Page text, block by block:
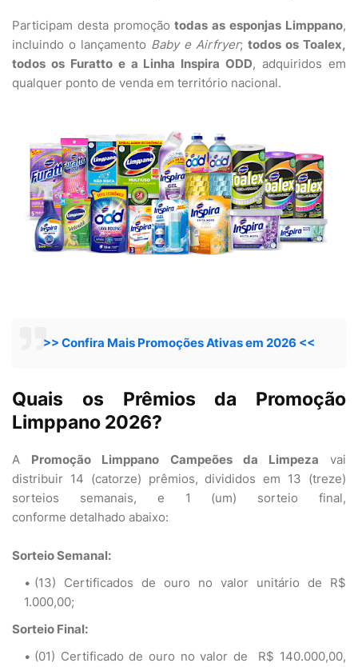
Participam desta promoção todas as esponjas Limppano,
incluindo o lançamento Baby e Airfryer; todos os Toalex,
todos os Furatto e a Linha Inspira ODD, adquiridos em
qualquer ponto de venda em território nacional.
>> Confira Mais Promoções Ativas em 2026 <<
Quais os Prêmios da Promoção
Limppano 2026?
A Promoção Limppano Campeões da Limpeza vai
distribuir 14 (catorze) prêmios, divididos em 13 (treze)
sorteios semanais, e 1 (um) sorteio final,
conforme detalhado abaixo:
Sorteio Semanal:
(13) Certificados de ouro no valor unitário de R$
1.000,00;
Sorteio Final:
(01) Certificado de ouro no valor de R$ 140.000,00,